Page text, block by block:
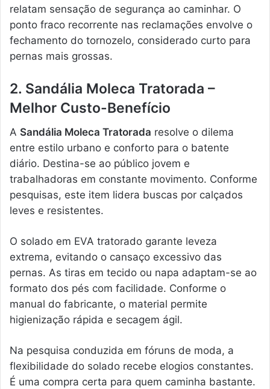
relatam sensação de segurança ao caminhar. O
ponto fraco recorrente nas reclamações envolve o
fechamento do tornozelo, considerado curto para
pernas mais grossas.
2. Sandália Moleca Tratorada –
Melhor Custo-Benefício
A Sandália Moleca Tratorada resolve o dilema
entre estilo urbano e conforto para o batente
diário. Destina-se ao público jovem e
trabalhadoras em constante movimento. Conforme
pesquisas, este item lidera buscas por calçados
leves e resistentes.
O solado em EVA tratorado garante leveza
extrema, evitando o cansaço excessivo das
pernas. As tiras em tecido ou napa adaptam-se ao
formato dos pés com facilidade. Conforme o
manual do fabricante, o material permite
higienização rápida e secagem ágil.
Na pesquisa conduzida em fóruns de moda, a
flexibilidade do solado recebe elogios constantes.
É uma compra certa para quem caminha bastante.